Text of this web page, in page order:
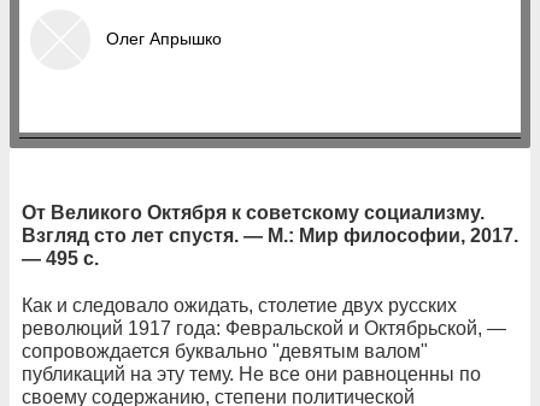
Олег Апрышко
От Великого Октября к советскому социализму.
Взгляд сто лет спустя. — М.: Мир философии, 2017.
— 495 с.
Как и следовало ожидать, столетие двух русских
революций 1917 года: Февральской и Октябрьской, —
сопровождается буквально "девятым валом"
публикаций на эту тему. Не все они равноценны по
своему содержанию, степени политической